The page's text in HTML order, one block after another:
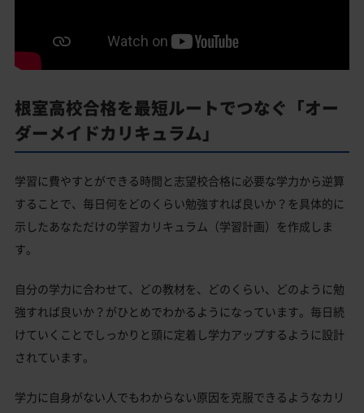
根室高校合格を最短ルートでつなぐ「オー
ダーメイドカリキュラム」
学習に費やすとができる時間と志望校合格に必要な学力から逆算
することで、毎日何をどのくらい勉強すれば良いか？を具体的に
示したあなただけの学習カリキュラム（学習計画）を作成しま
す。
自分の学力に合わせて、どの教材を、どのくらい、どのように勉
強すれば良いか？がひとめでわかるようになっています。毎日続
けていくことでしっかりと頭に定着し学力アップするように設計
されています。
学力に自身がない人でもわからない原因を克服できるようなカリ